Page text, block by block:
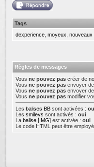
Tags
dexperience moyeux nouveaux
Règles de messages
Vous ne pouvez pas créer de
Vous ne pouvez pas envoyer
Vous ne pouvez pas envoyer
Vous ne pouvez pas modifier
Les balises BB sont activées :
Les smileys sont activés : oui
La balise [IMG] est activée : oui
Le code HTML peut être